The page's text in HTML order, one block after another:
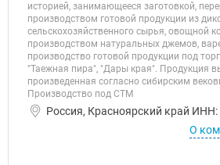
историей, занимающееся заготовкой,
производством готовой продукции из
сельскохозяйственного сырья, овощной
производством натуральных джемов,
производство готовой продукции под
"Таежная пира", "Дары края". Продукция
произведенная согласно сибирским
Производство под СТМ
Россия, Красноярский край ИНН:
О